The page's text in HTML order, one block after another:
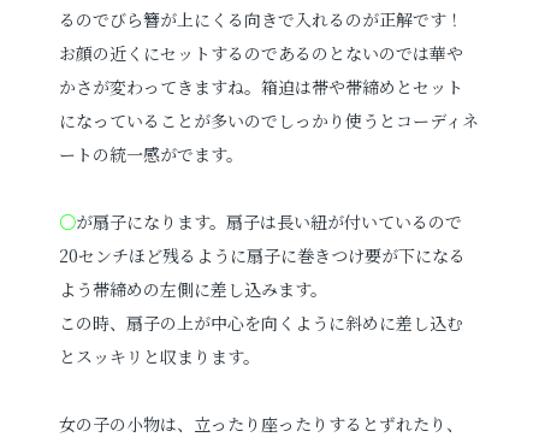
るのでびら簪が上にくる向きで入れるのが正解です！
お顔の近くにセットするのであるのとないのでは華や
かさが変わってきますね。箱迫は帯や帯締めとセット
になっていることが多いのでしっかり使うとコーディネ
ートの統一感がでます。
○が扇子になります。扇子は長い紐が付いているので
20センチほど残るように扇子に巻きつけ要が下になる
よう帯締めの左側に差し込みます。
この時、扇子の上が中心を向くように斜めに差し込む
とスッキリと収まります。
女の子の小物は、立ったり座ったりするとずれたり、